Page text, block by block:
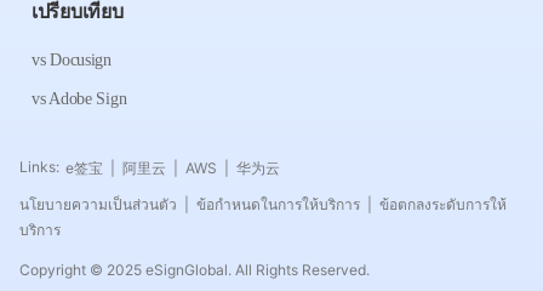
เปรียบเทียบ
vs Docusign
vs Adobe Sign
Links: e签宝 阿里云 AWS
华为云
นโยบายความเป็นส่วนตัว
ข้อกำหนดในการให้บริการ
ข้อตกลงระดับการให้
บริการ
Copyright © 2025 eSignGlobal. All Rights Reserved.